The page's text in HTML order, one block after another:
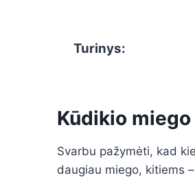
Turinys:
Kūdikio
Svarbu pažymėti, kad
daugiau miego, kitiems